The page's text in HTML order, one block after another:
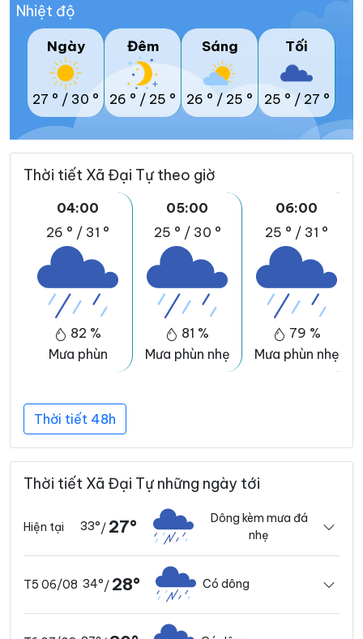
Nhiệt độ
Ngày
27 ° / 30 °
Đêm
26 ° / 25 °
Sáng
26 ° / 25 °
Tối
25 ° / 27 °
Thời tiết Xã Đại Tự theo giờ
04:00
26 ° / 31 °
82 %
Mưa phùn
05:00
25 ° / 30 °
81 %
Mưa phùn nhẹ
06:00
25 ° / 31 °
79 %
Mưa phùn nhẹ
Thời tiết 48h
Thời tiết Xã Đại Tự những ngày tới
Hiện tại 33°/ 27°
Dông kèm mưa đá
nhẹ
T5 06/08 34°/ 28° Có dông